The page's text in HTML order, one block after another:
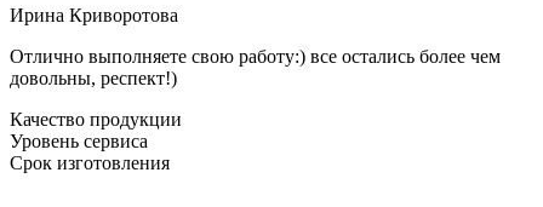
Ирина Криворотова
Отлично выполняете свою работу:) все остались более чем
довольны, респект!)
Качество продукции
Уровень сервиса
Срок изготовления